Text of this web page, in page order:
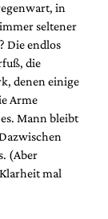
in
seltener
Die endlos
die
denen einige
Arme
Mann bleibt
(Aber
mal